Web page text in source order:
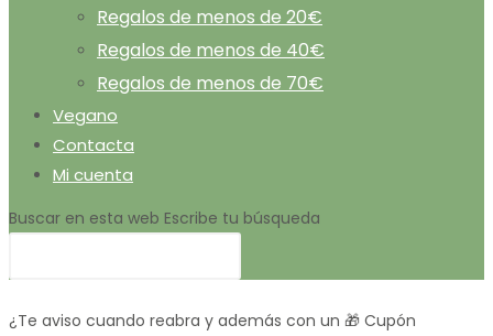
Regalos de menos de 20€
Regalos de menos de 40€
Regalos de menos de 70€
Vegano
Contacta
Mi cuenta
Buscar en esta web Escribe tu búsqueda
¿Te aviso cuando reabra y además con un 🎁 Cupón